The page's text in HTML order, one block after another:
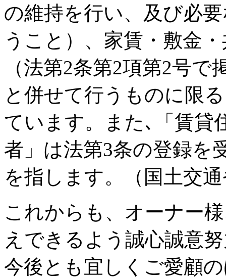
の維持を行い、及び必
うこと）、家賃・敷金
（法第2条第2項第2号で
と併せて行うものに限
ています。また､「賃貸
者」は法第3条の登録を
を指します。（国土交
これからも、オーナー
えできるよう誠心誠意
今後とも宜しくご愛顧